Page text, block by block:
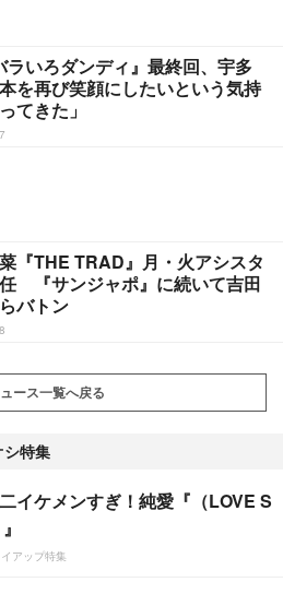
ラいろダンディ』最終回、宇多
を再び笑顔にしたいという気持
てきた」
『THE TRAD』月・火アシスタ
『サンジャポ』に続いて吉田
バトン
ース一覧へ戻る
特集
イケメンすぎ！純愛『（LOVE S
アップ特集